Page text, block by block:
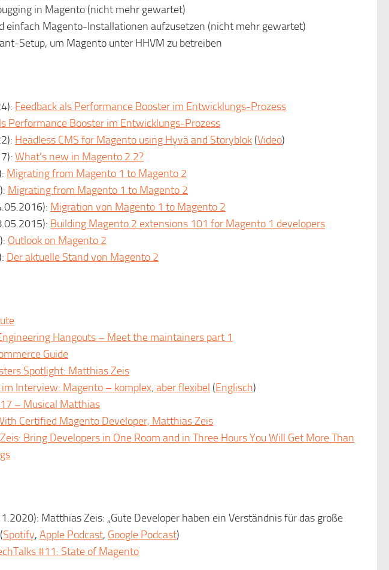
in Magento (nicht mehr gewartet)
einfach Magento-Installationen aufzusetzen (nicht mehr gewartet)
Setup, um Magento unter HHVM zu betreiben
Feedback als Performance Booster im Entwicklungs-Prozess
Performance Booster im Entwicklungs-Prozess
Headless CMS for Magento using Hyvä and Storyblok (Video)
What’s new in Magento 2.2?
Migrating from Magento 1 to Magento 2
Migrating from Magento 1 to Magento 2
Migration von Magento 1 to Magento 2
Building Magento 2 extensions 101 for Magento 1 developers
Outlook on Magento 2
Der aktuelle Stand von Magento 2
Hangouts – Meet the maintainers part 1
Guide
Spotlight: Matthias Zeis
Interview: Magento – komplex, aber flexibel (Englisch)
– Musical Matthias
Certified Magento Developer, Matthias Zeis
Bring Developers in One Room and in Three Hours You Will Get More Than
Matthias Zeis: „Gute Developer haben ein Verständnis für das große
Spotify, Apple Podcast, Google Podcast)
#11: State of Magento